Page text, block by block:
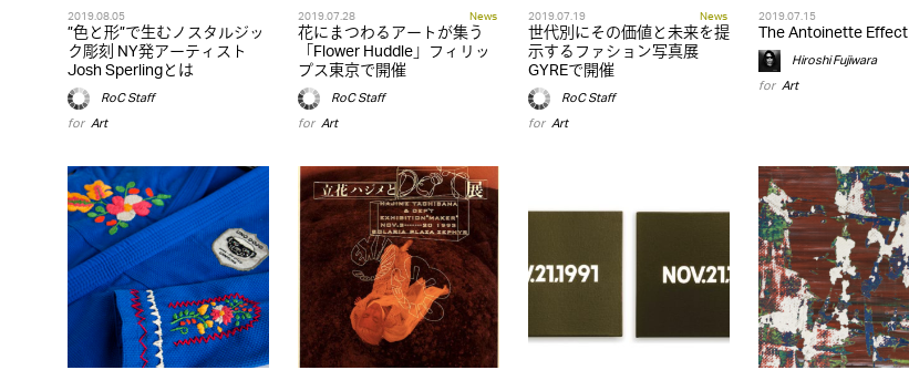
2019.08.05
”色と形”で生むノスタルジッ
ク彫刻 NY発アーティスト
Josh Sperlingとは
RoC Staff
for Art
2019.07.28 News
花にまつわるアートが集う
「Flower Huddle」フィリッ
プス東京で開催
RoC Staff
for Art
2019.07.19 News
世代別にその価値と未来を提
示するファション写真展
GYREで開催
RoC Staff
for Art
2019.07.15
The Antoinette Effect
Hiroshi Fujiwara
for Art